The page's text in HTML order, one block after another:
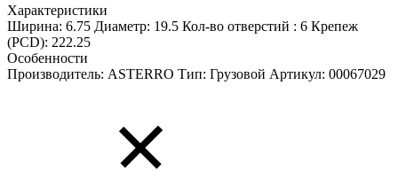
Характеристики
Ширина: 6.75 Диаметр: 19.5 Кол-во отверстий : 6 Крепеж
(PCD): 222.25
Особенности
Производитель: ASTERRO Тип: Грузовой Артикул: 00067029